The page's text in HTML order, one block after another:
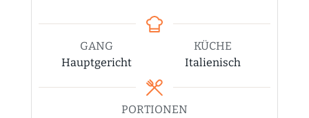
GANG
Hauptgericht
KÜCHE
Italienisch
PORTIONEN